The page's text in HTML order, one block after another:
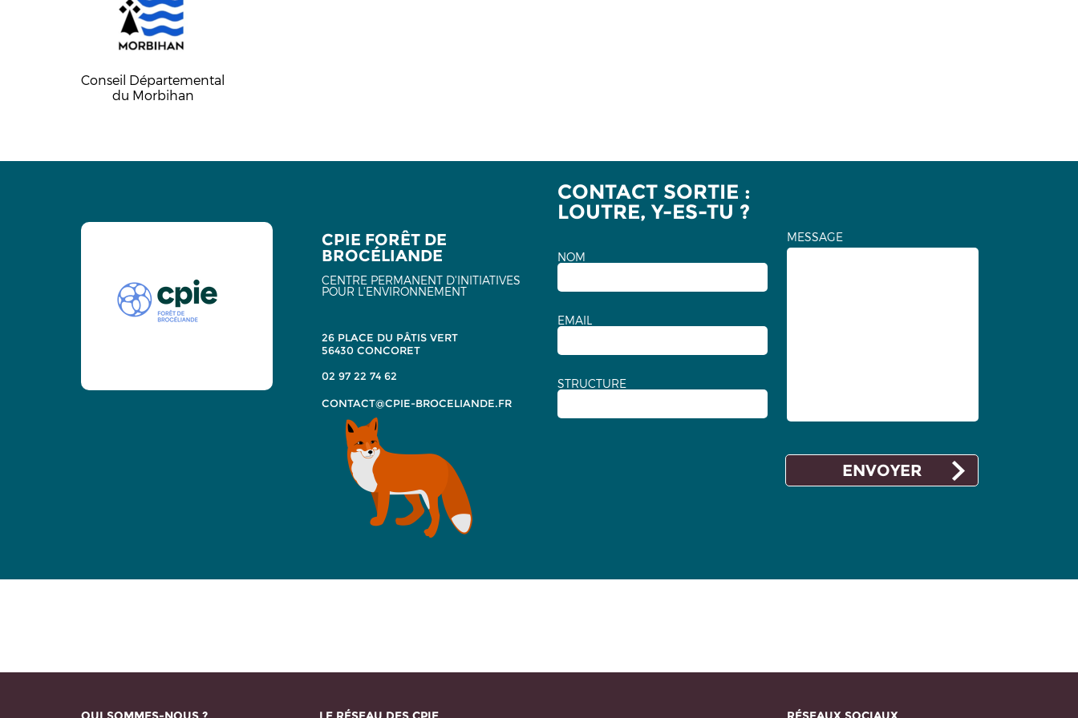
Conseil Départemental
du Morbihan
CPIE FORÊT DE
BROCÉLIANDE
CENTRE PERMANENT D'INITIATIVES
POUR L'ENVIRONNEMENT
26 PLACE DU PÂTIS VERT
56430 CONCORET
02 97 22 74 62
CONTACT@CPIE-BROCELIANDE.FR
CONTACT SORTIE :
LOUTRE, Y-ES-TU ?
NOM
EMAIL
STRUCTURE
MESSAGE